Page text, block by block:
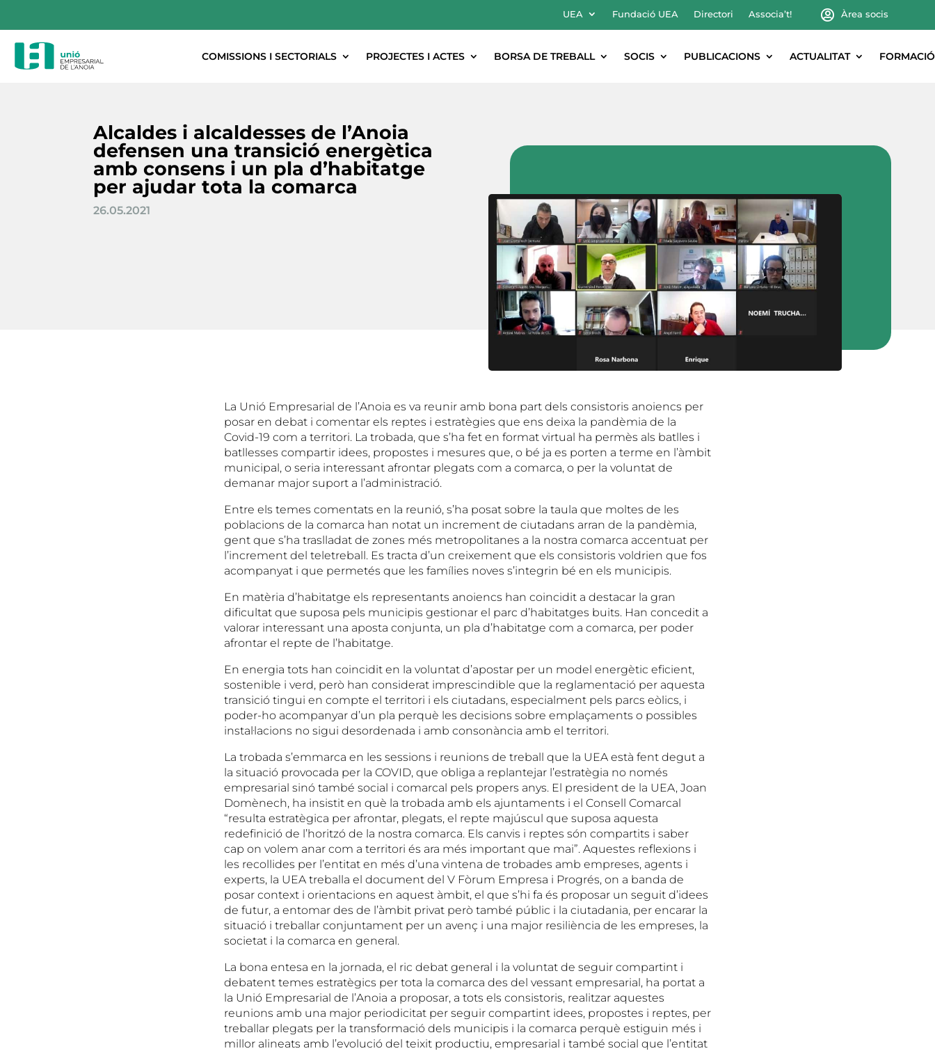
UEA Fundació UEA Directori Associa’t! Àrea socis
COMISSIONS I SECTORIALS PROJECTES I ACTES BORSA DE TREBALL SOCIS PUBLICACIONS ACTUALITAT FORMACIÓ
Alcaldes i alcaldesses de l’Anoia
defensen una transició energètica
amb consens i un pla d’habitatge
per ajudar tota la comarca
26.05.2021
La Unió Empresarial de l’Anoia es va reunir amb bona part dels consistoris anoiencs per
posar en debat i comentar els reptes i estratègies que ens deixa la pandèmia de la
Covid-19 com a territori. La trobada, que s’ha fet en format virtual ha permès als batlles i
batllesses compartir idees, propostes i mesures que, o bé ja es porten a terme en l’àmbit
municipal, o seria interessant afrontar plegats com a comarca, o per la voluntat de
demanar major suport a l’administració.
Entre els temes comentats en la reunió, s’ha posat sobre la taula que moltes de les
poblacions de la comarca han notat un increment de ciutadans arran de la pandèmia,
gent que s’ha traslladat de zones més metropolitanes a la nostra comarca accentuat per
l’increment del teletreball. Es tracta d’un creixement que els consistoris voldrien que fos
acompanyat i que permetés que les famílies noves s’integrin bé en els municipis.
En matèria d’habitatge els representants anoiencs han coincidit a destacar la gran
dificultat que suposa pels municipis gestionar el parc d’habitatges buits. Han concedit a
valorar interessant una aposta conjunta, un pla d’habitatge com a comarca, per poder
afrontar el repte de l’habitatge.
En energia tots han coincidit en la voluntat d’apostar per un model energètic eficient,
sostenible i verd, però han considerat imprescindible que la reglamentació per aquesta
transició tingui en compte el territori i els ciutadans, especialment pels parcs eòlics, i
poder-ho acompanyar d’un pla perquè les decisions sobre emplaçaments o possibles
instal·lacions no sigui desordenada i amb consonància amb el territori.
La trobada s’emmarca en les sessions i reunions de treball que la UEA està fent degut a
la situació provocada per la COVID, que obliga a replantejar l’estratègia no només
empresarial sinó també social i comarcal pels propers anys. El president de la UEA, Joan
Domènech, ha insistit en què la trobada amb els ajuntaments i el Consell Comarcal
“resulta estratègica per afrontar, plegats, el repte majúscul que suposa aquesta
redefinició de l’horitzó de la nostra comarca. Els canvis i reptes són compartits i saber
cap on volem anar com a territori és ara més important que mai”. Aquestes reflexions i
les recollides per l’entitat en més d’una vintena de trobades amb empreses, agents i
experts, la UEA treballa el document del V Fòrum Empresa i Progrés, on a banda de
posar context i orientacions en aquest àmbit, el que s’hi fa és proposar un seguit d’idees
de futur, a entomar des de l’àmbit privat però també públic i la ciutadania, per encarar la
situació i treballar conjuntament per un avenç i una major resiliència de les empreses, la
societat i la comarca en general.
La bona entesa en la jornada, el ric debat general i la voluntat de seguir compartint i
debatent temes estratègics per tota la comarca des del vessant empresarial, ha portat a
la Unió Empresarial de l’Anoia a proposar, a tots els consistoris, realitzar aquestes
reunions amb una major periodicitat per seguir compartint idees, propostes i reptes, per
treballar plegats per la transformació dels municipis i la comarca perquè estiguin més i
millor alineats amb l’evolució del teixit productiu, empresarial i també social que l’entitat